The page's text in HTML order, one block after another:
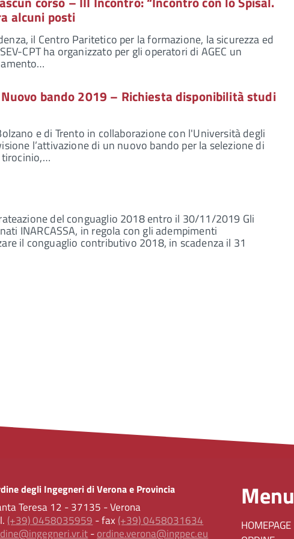
alcuni posti
il Centro Paritetico per la formazione, la sicurezza ed
CPT ha organizzato per gli operatori di AGEC un
bando 2019 – Richiesta disponibilità studi
e di Trento in collaborazione con l'Università degli
l’attivazione di un nuovo bando per la selezione di
tirocinio,…
del conguaglio 2018 entro il 30/11/2019 Gli
INARCASSA, in regola con gli adempimenti
il conguaglio contributivo 2018, in scadenza il 31
degli Ingegneri di Verona e Provincia
Teresa 12 - 37135 - Verona
(+39) 0458035959 - fax (+39) 0458031634
-ordine.verona@ingpec.eu
Menu
HOMEPAGE